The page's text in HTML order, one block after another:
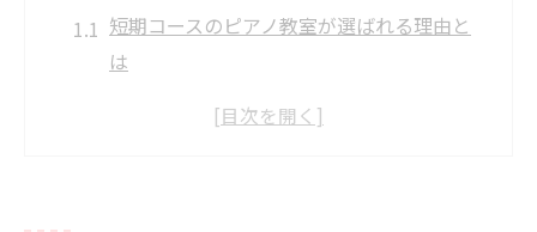
短期コースのピアノ教室が選ばれる理由と
は
忙しい方に合うピアノ教室の通い方を解説